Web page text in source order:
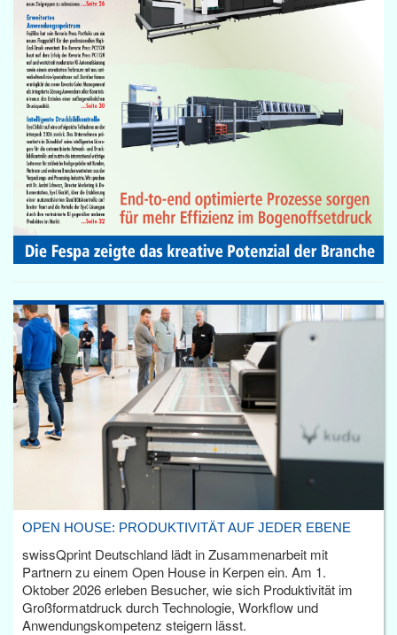
OPEN HOUSE: PRODUKTIVITÄT AUF JEDER EBENE
swissQprint Deutschland lädt in Zusammenarbeit mit
Partnern zu einem Open House in Kerpen ein. Am 1.
Oktober 2026 erleben Besucher, wie sich Produktivität im
Großformatdruck durch Technologie, Workflow und
Anwendungskompetenz steigern lässt.